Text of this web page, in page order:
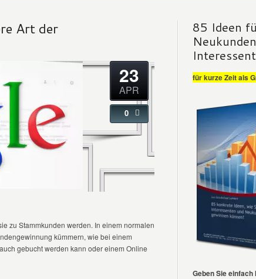
Art der
zu Stammkunden werden. In einem normalen
kümmern, wie bei einem
gebucht werden kann oder einem Online
23
APR
0
85 Ideen
für kurze Zeit als
Geben Sie einfach